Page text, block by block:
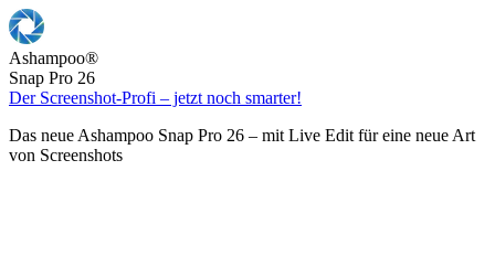
Ashampoo®
Snap Pro 26
Der Screenshot-Profi – jetzt noch smarter!
Das neue Ashampoo Snap Pro 26 – mit Live Edit für eine neue Art
von Screenshots